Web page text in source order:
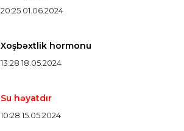
20:25 01.06.2024
Xoşbəxtlik hormonu
13:28 18.05.2024
Su həyatdır
10:28 15.05.2024